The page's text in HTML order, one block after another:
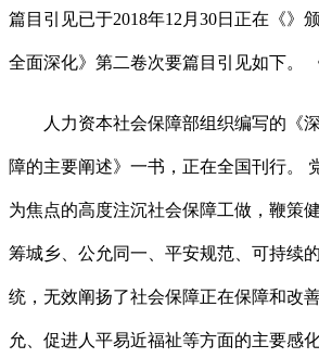
篇目引见已于2018年12月30日正在《》
全面深化》第二卷次要篇目引见如下。
人力资本社会保障部组织编写的《深
障的主要阐述》一书，正在全国刊行。
为焦点的高度注沉社会保障工做，鞭策
筹城乡、公允同一、平安规范、可持续
统，无效阐扬了社会保障正在保障和改
允、促进人平易近福祉等方面的主要感